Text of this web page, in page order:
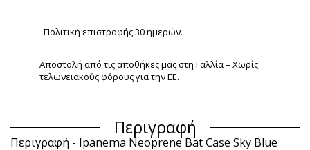
Πολιτική επιστροφής 30 ημερών.
Αποστολή από τις αποθήκες μας στη Γαλλία – Χωρίς
τελωνειακούς φόρους για την ΕΕ.
Περιγραφή
Περιγραφή - Ipanema Neoprene Bat Case Sky Blue